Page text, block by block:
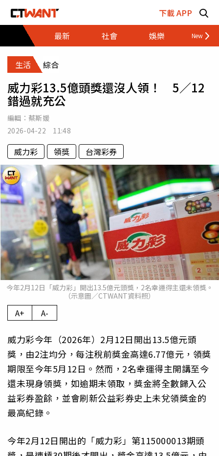
下載 APP
最新
社會 娛樂 財經
生活 綜合
威力彩13.5億頭獎還沒人領！ 5／12
錯過就充公
編輯： 蔡斯媛
2026-04-22 11:48
威力彩 領獎 台灣彩券
今年2月12日「威力彩」開出13.5億元頭獎，2名幸運得主還未領獎。
（示意圖／CTWANT資料照）
A+ A-
威力彩今年（2026年）2月12日開出13.5億元頭
獎，由2注均分，每注稅前獎金高達6.77億元，領獎
期限至今年5月12日。然而，2名幸運得主開講至今
還未現身領獎，如逾期未領取，獎金將全數歸入公
益彩券盈餘，並會刷新公益彩券史上未兌領獎金的
最高紀錄。
今年2月12日開出的「威力彩」第115000013期頭